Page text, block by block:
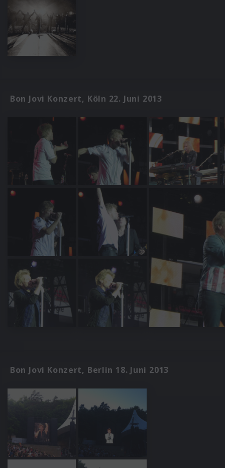
Bon Jovi Konzert, Köln 22. Juni 2013
Bon Jovi Konzert, Berlin 18. Juni 2013